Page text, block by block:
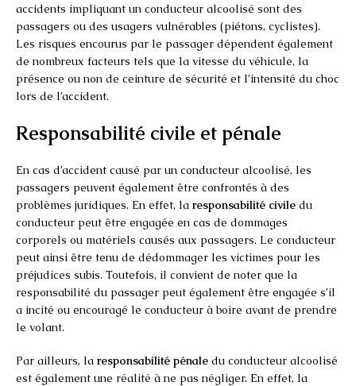
accidents impliquant un conducteur alcoolisé sont des
passagers ou des usagers vulnérables (piétons, cyclistes).
Les risques encourus par le passager dépendent également
de nombreux facteurs tels que la vitesse du véhicule, la
présence ou non de ceinture de sécurité et l’intensité du choc
lors de l’accident.
Responsabilité civile et pénale
En cas d’accident causé par un conducteur alcoolisé, les
passagers peuvent également être confrontés à des
problèmes juridiques. En effet, la responsabilité civile du
conducteur peut être engagée en cas de dommages
corporels ou matériels causés aux passagers. Le conducteur
peut ainsi être tenu de dédommager les victimes pour les
préjudices subis. Toutefois, il convient de noter que la
responsabilité du passager peut également être engagée s’il
a incité ou encouragé le conducteur à boire avant de prendre
le volant.
Par ailleurs, la responsabilité pénale du conducteur alcoolisé
est également une réalité à ne pas négliger. En effet, la